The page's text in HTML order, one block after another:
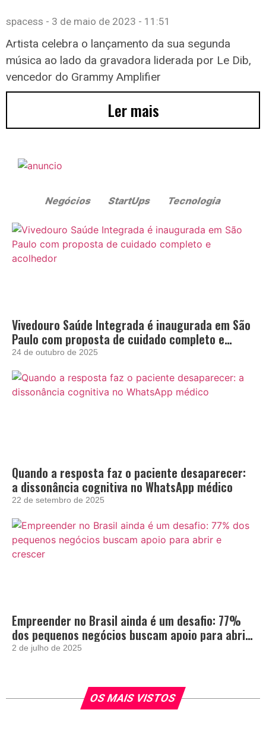
spacess 3 de maio de 2023 11:51
Artista celebra o lançamento da sua segunda
música ao lado da gravadora liderada por Le Dib,
vencedor do Grammy Amplifier
Ler mais
Vivedouro Saúde Integrada é inaugurada em São
Paulo com proposta de cuidado completo e
acolhedor
24 de outubro de 2025
Quando a resposta faz o paciente desaparecer:
a dissonância cognitiva no WhatsApp médico
22 de setembro de 2025
Empreender no Brasil ainda é um desafio: 77%
dos pequenos negócios buscam apoio para abrir
e crescer
2 de julho de 2025
OS MAIS VISTOS